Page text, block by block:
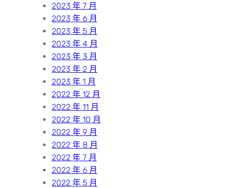
2023 年 7 月
2023 年 6 月
2023 年 5 月
2023 年 4 月
2023 年 3 月
2023 年 2 月
2023 年 1 月
2022 年 12 月
2022 年 11 月
2022 年 10 月
2022 年 9 月
2022 年 8 月
2022 年 7 月
2022 年 6 月
2022 年 5 月